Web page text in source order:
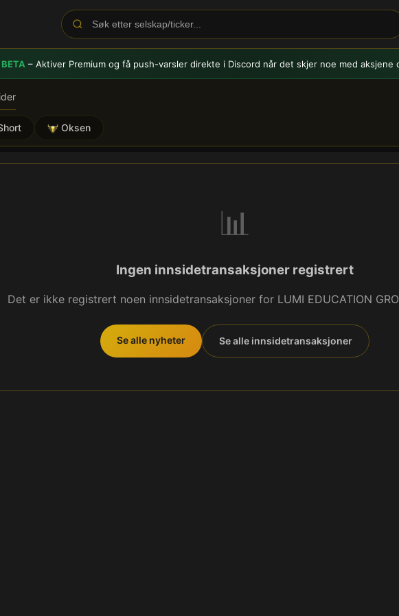
– Aktiver Premium og få push-varslerdirekte i Discord når det skjer noe med aksjene
Oksen
AS (LUMI) - Innsidehandel
📊
Ingen innsidetransaksjoner registrert
Det er ikke registrert noen innsidetransaksjoner for LUMI EDUCATION
Se alle nyheter Se alle innsidetransaksjoner